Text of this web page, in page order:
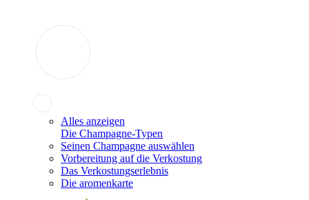
Alles anzeigen
Die Champagne-Typen
Seinen Champagne auswählen
Vorbereitung auf die Verkostung
Das Verkostungserlebnis
Die aromenkarte